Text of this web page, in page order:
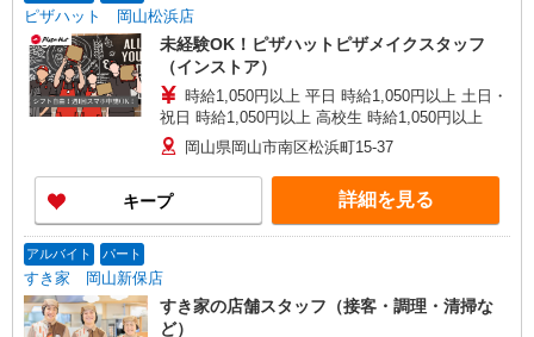
ピザハット 岡山松浜店
未経験OK！ピザハットピザメイクスタッフ
（インストア）
時給1,050円以上 平日 時給1,050円以上 土日・
祝日 時給1,050円以上 高校生 時給1,050円以上
岡山県岡山市南区松浜町15-37
キープ 詳細を見る
アルバイト パート
すき家 岡山新保店
すき家の店舗スタッフ（接客・調理・清掃な
ど）